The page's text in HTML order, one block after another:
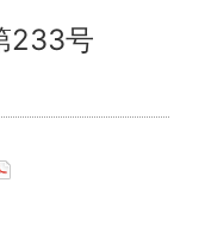
233号